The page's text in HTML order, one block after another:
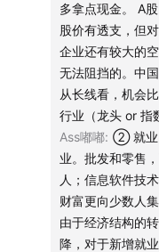
欢迎订阅我的
欢迎关注我和雨白、
Lights On》
欢迎关注我的生活方
气质叫“都行”｜和杨
欢迎加入我的知识星球
多拿点现金。 A
股价有透支，但
企业还有较大的
无法阻挡的。中
从长线看，机会
行业（龙头 or 指
Ass嘟嘟: ② 就业
业。批发和零售
人；信息软件技
财富更向少数人
由于经济结构的
降，对于新增就